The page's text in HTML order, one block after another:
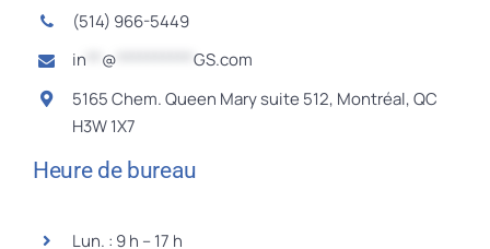
(514) 966-5449
in
@
GS.com
5165 Chem. Queen Mary suite 512, Montréal, QC
H3W 1X7
Heure de bureau
Lun. : 9 h – 17 h